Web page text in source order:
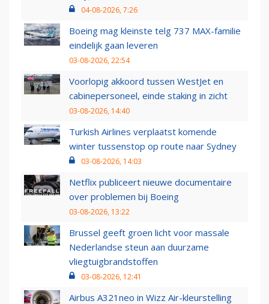
04-08-2026, 7:26
Boeing mag kleinste telg 737 MAX-familie
eindelijk gaan leveren
03-08-2026, 22:54
Voorlopig akkoord tussen WestJet en
cabinepersoneel, einde staking in zicht
03-08-2026, 14:40
Turkish Airlines verplaatst komende
winter tussenstop op route naar Sydney
03-08-2026, 14:03
Netflix publiceert nieuwe documentaire
over problemen bij Boeing
03-08-2026, 13:22
Brussel geeft groen licht voor massale
Nederlandse steun aan duurzame
vliegtuigbrandstoffen
03-08-2026, 12:41
Airbus A321neo in Wizz Air-kleurstelling